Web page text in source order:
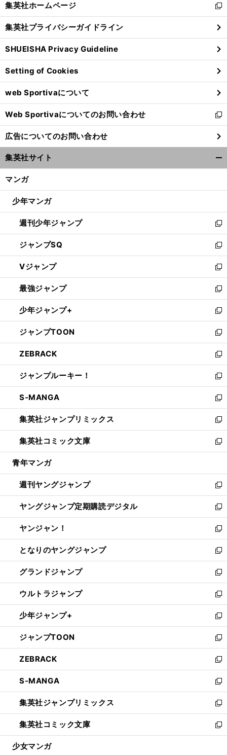
閉
る
集英社ホームページ
新
し
い
ウ
ィ
ン
ド
ウ
で
開
く
集英社プライバシーガイドライン
SHUEISHA Privacy Guideline
Setting of Cookies
web Sportivaについて
Web Sportivaについてのお問い合わせ
新
し
い
ウ
ィ
ン
ウ
開
く
広告についてのお問い合わせ
集英社サイト
マンガ
少年マンガ
週刊少年ジャンプ
新
し
い
ウ
ィ
ン
ド
ウ
で
開
く
ジャンプSQ
新
し
い
ウ
ィ
ン
ド
ウ
で
開
く
Vジャンプ
新
し
い
ウ
ィ
ン
ド
ウ
で
開
く
最強ジャンプ
新
し
い
ウ
ィ
ン
ド
ウ
で
開
く
少年ジャンプ+
新
し
い
ウ
ィ
ン
ド
ウ
で
開
く
ジャンプTOON
新
し
い
ウ
ィ
ン
ド
ウ
で
開
く
ZEBRACK
新
し
い
ウ
ィ
ン
ド
ウ
で
開
ジャンプルーキー！
新
し
い
ウ
ィ
ン
ド
ウ
開
く
S-MANGA
新
し
い
ウ
ィ
ン
ウ
で
開
く
集英社ジャンプリミックス
新
し
い
ウ
ン
ド
ウ
で
開
く
集英社コミック文庫
新
し
ウ
ィ
ン
ド
ウ
で
開
く
青年マンガ
週刊ヤングジャンプ
新
し
い
ウ
ィ
ン
ド
ウ
で
開
く
ヤングジャンプ定期購読デジタル
新
し
い
ウ
ィ
ン
ド
ウ
で
開
く
ヤンジャン！
新
し
い
ウ
ィ
ン
ド
ウ
で
開
く
となりのヤングジャンプ
新
し
い
ウ
ィ
ン
ド
ウ
で
開
く
グランドジャンプ
新
し
い
ウ
ィ
ン
ド
ウ
で
開
く
ウルトラジャンプ
新
し
い
ウ
ィ
ン
ド
ウ
で
開
く
少年ジャンプ+
新
し
い
ウ
ィ
ン
ド
ウ
で
開
く
ジャンプTOON
新
し
い
ウ
ィ
ン
ド
ウ
で
開
ZEBRACK
新
し
い
ウ
ィ
ン
ド
ウ
S-MANGA
新
し
い
ウ
ィ
ン
集英社ジャンプリミックス
新
し
い
ウ
集英社コミック文庫
新
し
少女マンガ